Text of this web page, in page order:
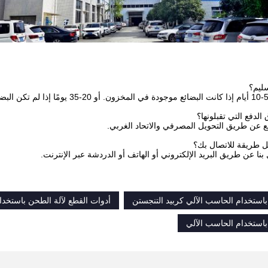
عن طريق التحويل المصرفي والاتحاد الغربي.
عن طريق البريد الإلكتروني أو الهاتف أو الدردشة عبر الإنترنت.
الحاسب الآلي كربيد التنجستن أدوات القطع لآلة الطحن
الحاسب الآلي